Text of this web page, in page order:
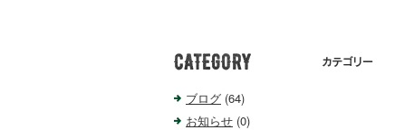
ブログ (64)
お知らせ (0)